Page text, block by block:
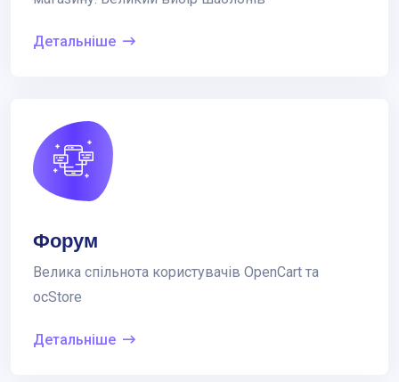
Детальніше
Форум
Велика спільнота користувачів OpenCart та
ocStore
Детальніше